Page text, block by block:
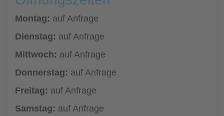
Montag: auf Anfrage
Dienstag: auf Anfrage
Mittwoch: auf Anfrage
Donnerstag: auf Anfrage
Freitag: auf Anfrage
Samstag: auf Anfrage